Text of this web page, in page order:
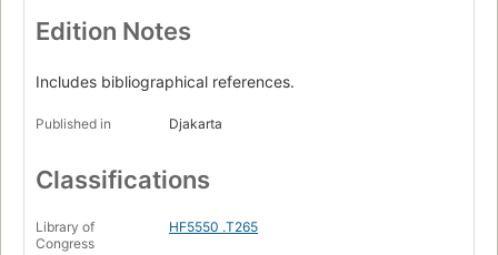
Pengawasan biaja atas gekiatin² marketing; suatu
Cost Accountants.
Penggunaan akuntansi ketatalaksanaan di Pemerintah
A.S., oleh Tan Hian Kie.
Administrasi sistim akuntansi dan pengawasan intern, oleh
L.L. Vance.
Sifat dan fungsi akuntansi biaja, oleh N.M. Bedford.
Edition Notes
Includes bibliographical references.
Published in Djakarta
Classifications
Library of
Congress
HF5550 .T265